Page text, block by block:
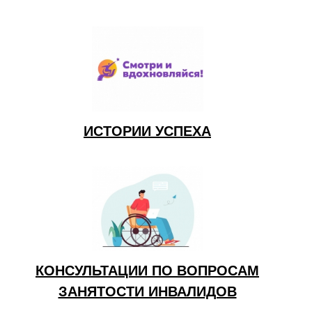
ИСТОРИИ УСПЕХА
КОНСУЛЬТАЦИИ ПО ВОПРОСАМ
ЗАНЯТОСТИ ИНВАЛИДОВ